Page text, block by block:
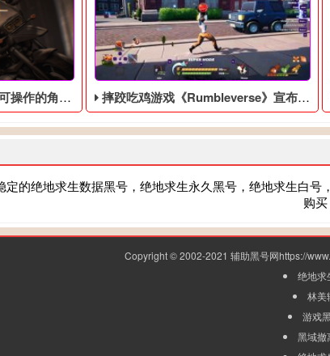
大多来自其他游戏 ​摔跤吃鸡游戏《Rumbleverse》宣布跳票，需要更多时间完善游戏体验
的绝地求生数据黑号，绝地求生永久黑号，绝地求生白
购买
Copyright © 2002-2021 辅助黑号网https://
绝地求
林美
游戏
黑域撤